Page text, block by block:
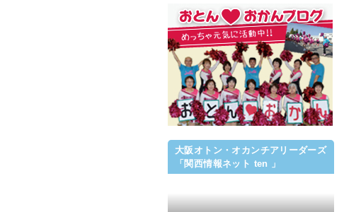
大阪オトン・オカンチアリーダーズ
「関西情報ネット ten 」